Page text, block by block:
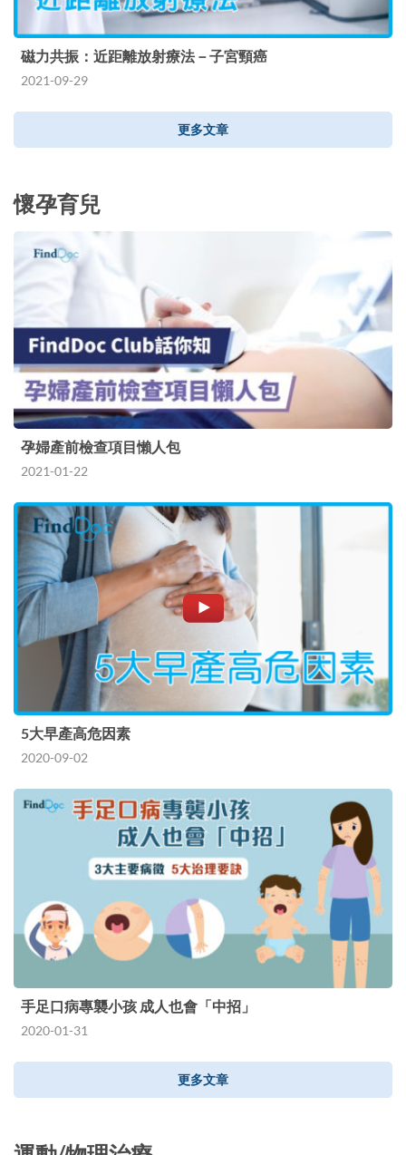
磁力共振：近距離放射療法－子宮頸癌
2021-09-29
更多文章
懷孕育兒
孕婦產前檢查項目懶人包
2021-01-22
5大早產高危因素
2020-09-02
手足口病專襲小孩 成人也會「中招」
2020-01-31
更多文章